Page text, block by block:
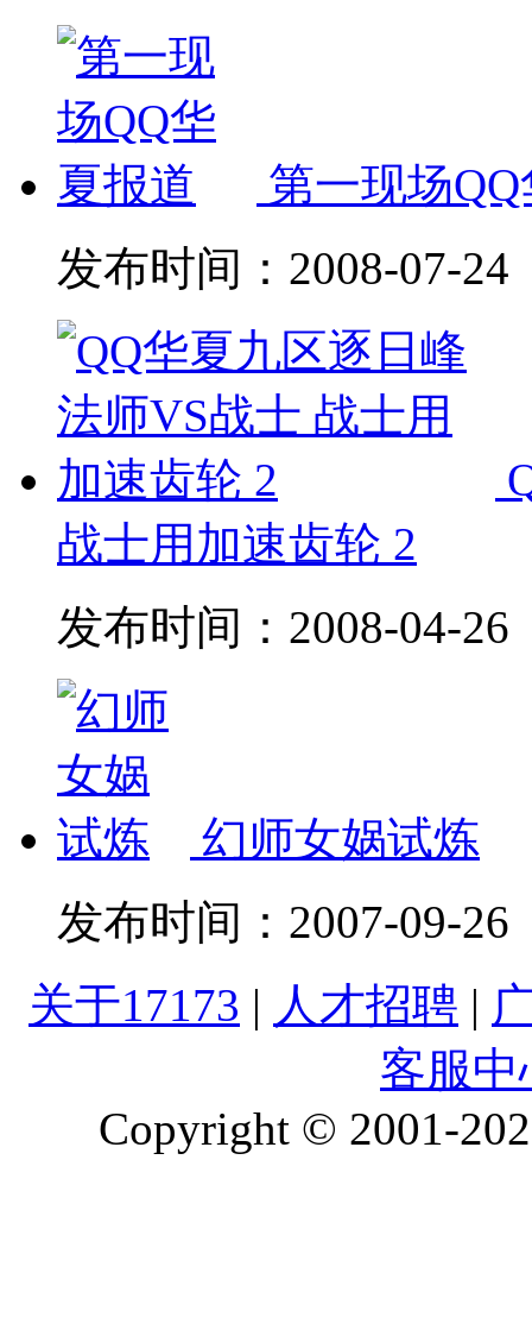
第一现场
发布时间： 2008-07-24
战士用加速齿轮 2
发布时间： 2008-04-26
幻师女娲试炼
发布时间： 2007-09-26
关于17173 | 人才招聘 |
客服中
Copyright © 2001-